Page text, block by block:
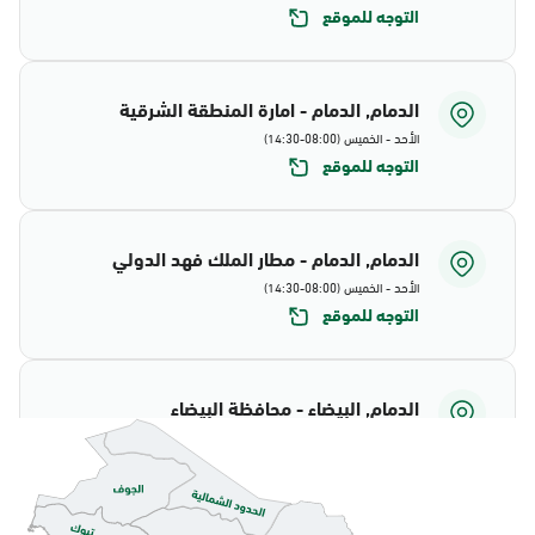
التوجه للموقع
الدمام, الدمام - امارة المنطقة الشرقية
الأحد - الخميس (08:00-14:30)
التوجه للموقع
الدمام, الدمام - مطار الملك فهد الدولي
الأحد - الخميس (08:00-14:30)
التوجه للموقع
الدمام, البيضاء - محافظة البيضاء